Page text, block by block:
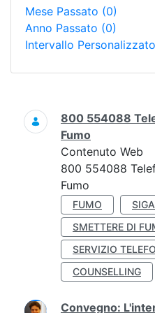
Mese Passato (0)
Anno Passato (0)
Intervallo
Ricerca
800 554088
Fumo
Contenuto Web
800 554088
Fumo
FUMO
SMETTERE DI
SERVIZIO
COUNSELLING
Convegno: